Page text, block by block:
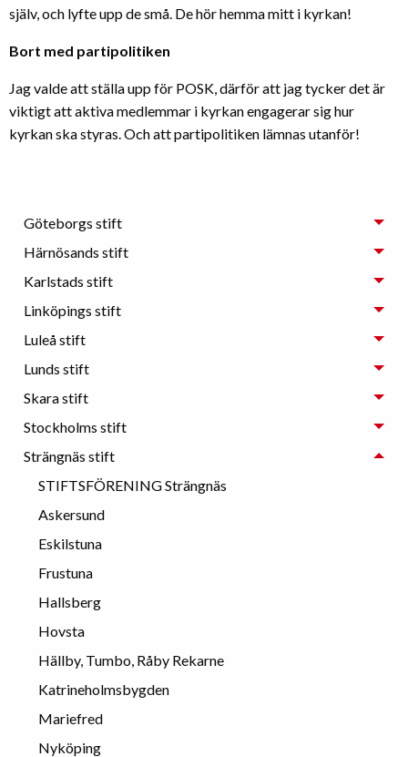
själv, och lyfte upp de små. De hör hemma mitt i kyrkan!
Bort med partipolitiken
Jag valde att ställa upp för POSK, därför att jag tycker det är
viktigt att aktiva medlemmar i kyrkan engagerar sig hur
kyrkan ska styras. Och att partipolitiken lämnas utanför!
Göteborgs stift
Härnösands stift
Karlstads stift
Linköpings stift
Luleå stift
Lunds stift
Skara stift
Stockholms stift
Strängnäs stift
STIFTSFÖRENING Strängnäs
Askersund
Eskilstuna
Frustuna
Hallsberg
Hovsta
Hällby, Tumbo, Råby Rekarne
Katrineholmsbygden
Mariefred
Nyköping